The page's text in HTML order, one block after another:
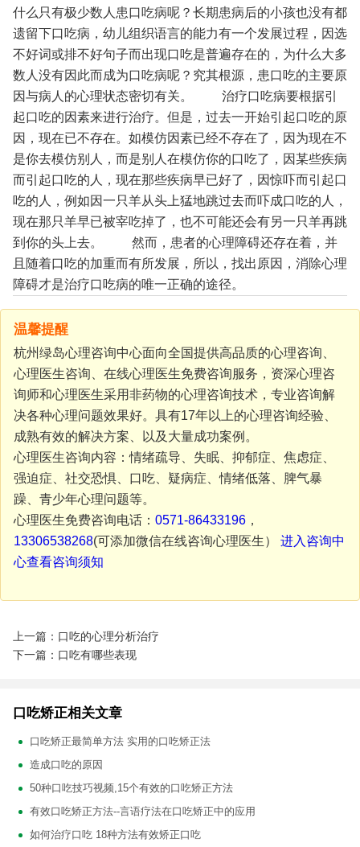
什么只有极少数人患口吃病呢？长期患病后的小孩也没有都
遗留下口吃病，幼儿组织语言的能力有一个发展过程，因选
不好词或排不好句子而出现口吃是普遍存在的，为什么大多
数人没有因此而成为口吃病呢？究其根源，患口吃的主要原
因与病人的心理状态密切有关。
治疗口吃病要根据引
起口吃的因素来进行治疗。但是，过去一开始引起口吃的原
因，现在已不存在。如模仿因素已经不存在了，因为现在不
是你去模仿别人，而是别人在模仿你的口吃了，因某些疾病
而引起口吃的人，现在那些疾病早已好了，因惊吓而引起口
吃的人，例如因一只羊从头上猛地跳过去而吓成口吃的人，
现在那只羊早已被宰吃掉了，也不可能还会有另一只羊再跳
到你的头上去。
然而，患者的心理障碍还存在着，并
且随着口吃的加重而有所发展，所以，找出原因，消除心理
障碍才是治疗口吃病的唯一正确的途径。
温馨提醒
杭州绿岛心理咨询中心面向全国提供高品质的心理咨询、
心理医生咨询、在线心理医生免费咨询服务，资深心理咨
询师和心理医生采用非药物的心理咨询技术，专业咨询解
决各种心理问题效果好。具有17年以上的心理咨询经验、
成熟有效的解决方案、以及大量成功案例。
心理医生咨询内容：情绪疏导、失眠、抑郁症、焦虑症、
强迫症、社交恐惧、口吃、疑病症、情绪低落、脾气暴
躁、青少年心理问题等。
心理医生免费咨询电话： 0571-86433196，
13306538268(可添加微信在线咨询心理医生） 进入咨询中
心查看咨询须知
上一篇：口吃的心理分析治疗
下一篇：口吃有哪些表现
口吃矫正相关文章
口吃矫正最简单方法 实用的口吃矫正法
造成口吃的原因
50种口吃技巧视频,15个有效的口吃矫正方法
有效口吃矫正方法--言语疗法在口吃矫正中的应用
如何治疗口吃 18种方法有效矫正口吃